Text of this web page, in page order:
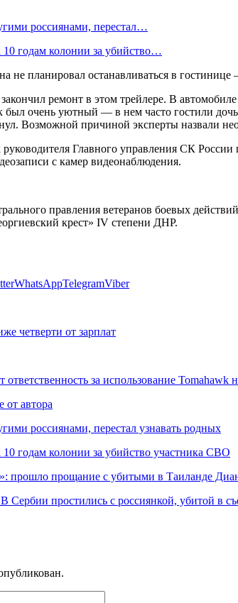
россиянами, перестал…
годам колонии за убийство…
планировал останавливаться в
ремонт в этом трейлере. В
был очень уютный — в нем часто гостили
Возможной причиной эксперты назвали
Главного управления СК России
с камер видеонаблюдения.
правления ветеранов боевых
крест» IV степени ДНР.
WhatsAppTelegramViber
четверти от зарплат
за использование Tomahawk
от автора
россиянами, перестал узнавать родных
годам колонии за убийство участника СВО
прошло прощание с убитыми в Таиланде
Сербии простились с россиянкой, убитой в